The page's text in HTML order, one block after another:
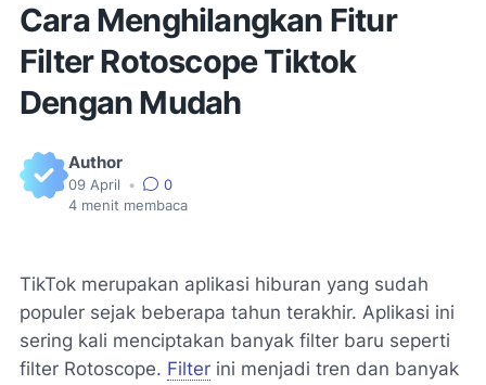
Cara Menghilangkan Fitur
Filter Rotoscope Tiktok
Dengan Mudah
Author
09 April •
0
4 menit membaca
TikTok merupakan aplikasi hiburan yang sudah
populer sejak beberapa tahun terakhir. Aplikasi ini
sering kali menciptakan banyak filter baru seperti
filter Rotoscope. Filter ini menjadi tren dan banyak